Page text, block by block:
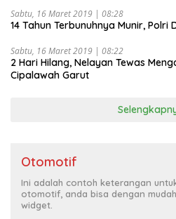
Sabtu, 16 Maret 2019 | 08:28
14 Tahun Terbunuhnya Munir, Polri
Sabtu, 16 Maret 2019 | 08:22
2 Hari Hilang, Nelayan Tewas
Cipalawah Garut
Otomotif
Ini adalah contoh keterangan
otomotif, anda bisa dengan
widget.